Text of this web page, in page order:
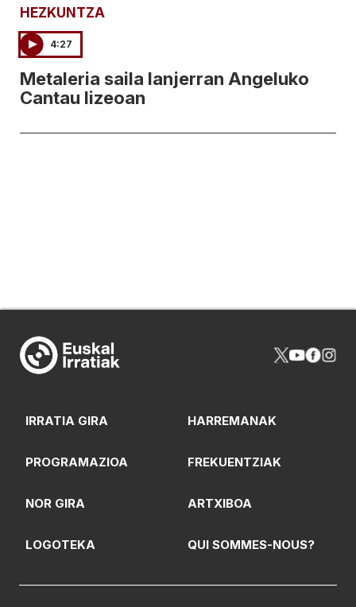
HEZKUNTZA
4:27
Metaleria saila lanjerran Angeluko
Cantau lizeoan
IRRATIA GIRA HARREMANAK
PROGRAMAZIOA FREKUENTZIAK
NOR GIRA ARTXIBOA
LOGOTEKA QUI SOMMES-NOUS?